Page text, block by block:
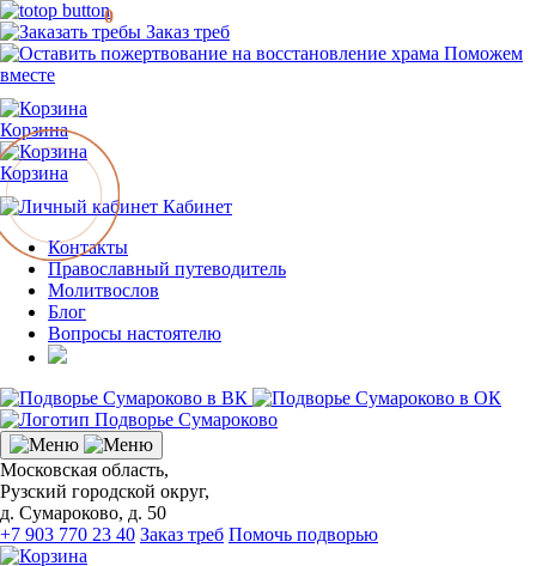
Заказ треб
Поможем
вместе
Корзина
Корзина
0
Кабинет
Контакты
Православный путеводитель
Молитвослов
Блог
Вопросы настоятелю
Московская область,
Рузский городской округ,
д. Сумароково, д. 50
+7 903 770 23 40 Заказ треб Помочь подворью